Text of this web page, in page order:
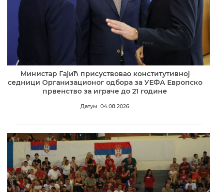
Министар Гајић присуствовао конститутивној
седници Организационог одбора за УЕФА Европско
првенство за играче до 21 године
Датум: 04.08.2026